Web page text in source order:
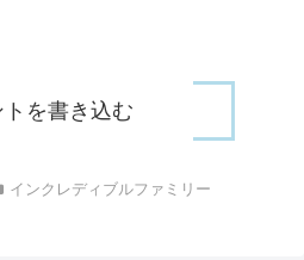
トを書き込む
インクレディブルファミリー